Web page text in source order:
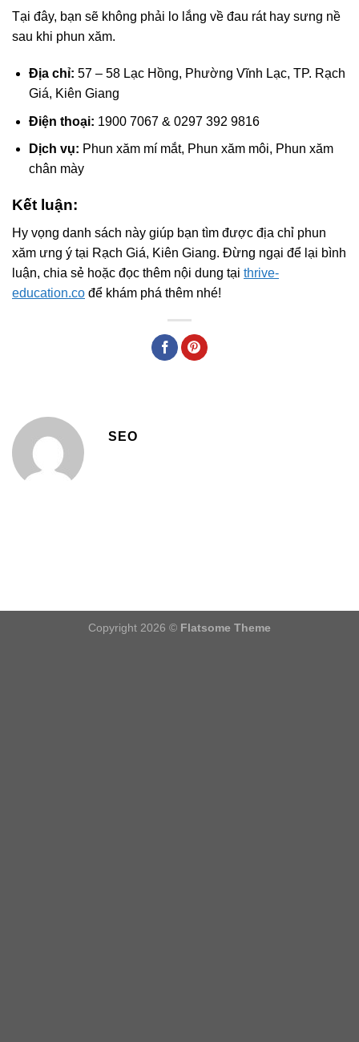
Tại đây, bạn sẽ không phải lo lắng về đau rát hay sưng nề
sau khi phun xăm.
Địa chỉ: 57 – 58 Lạc Hồng, Phường Vĩnh Lạc, TP. Rạch
Giá, Kiên Giang
Điện thoại: 1900 7067 & 0297 392 9816
Dịch vụ: Phun xăm mí mắt, Phun xăm môi, Phun xăm
chân mày
Kết luận:
Hy vọng danh sách này giúp bạn tìm được địa chỉ phun
xăm ưng ý tại Rạch Giá, Kiên Giang. Đừng ngại để lại bình
luận, chia sẻ hoặc đọc thêm nội dung tại thrive-
education.co để khám phá thêm nhé!
SEO
Copyright 2026 © Flatsome Theme